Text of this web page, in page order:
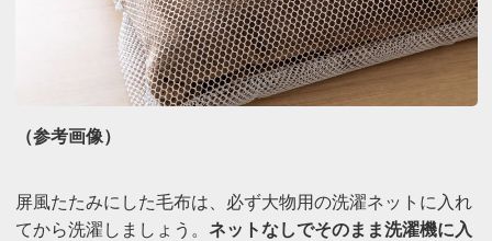
（参考画像）
屏風たたみにした毛布は、必ず大物用の洗濯ネットに入れ
てから洗濯しましょう。 ネットなしでそのまま洗濯機に入